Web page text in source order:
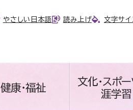
やさしい日本語 読み上げ 文字サイ
健康・福祉
文化・スポー
涯学習